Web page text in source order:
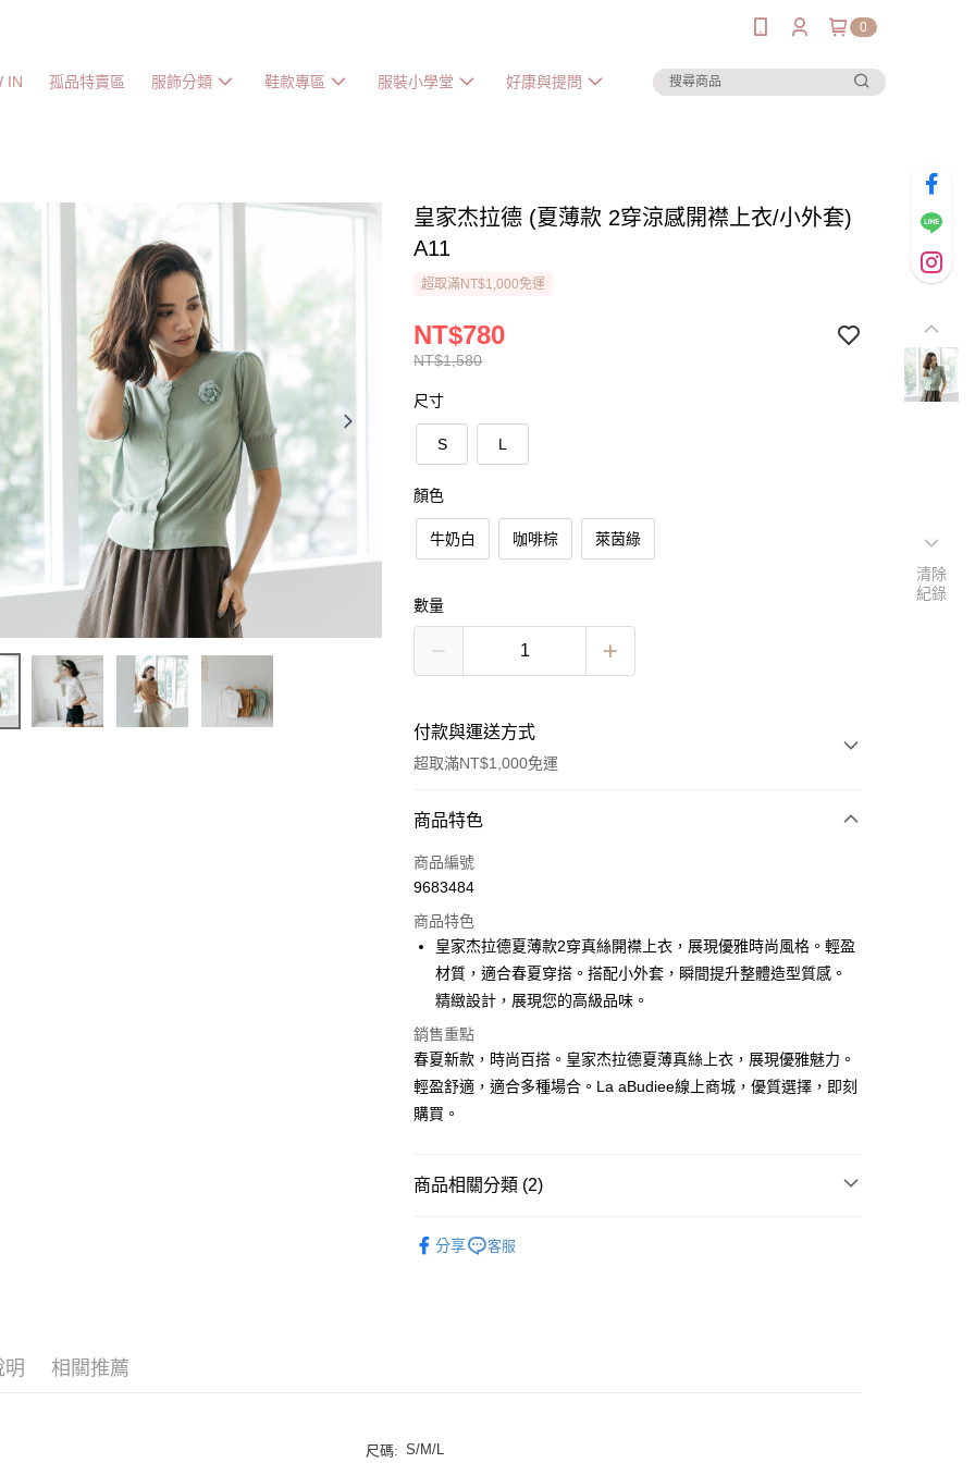
0
IN 孤品特賣區 服飾分類 鞋款專區 服裝小學堂 好康與提問
皇家杰拉德 (夏薄款 2穿涼感開襟上衣/小外套)
A11
超取滿NT$1,000免運
NT$1,580
NT$780
尺寸
S L
顏色
牛奶白 咖啡棕 萊茵綠
數量
付款與運送方式
超取滿NT$1,000免運
付款方式
信用卡一次付款
街口支付
悠遊付
貨到付款
付款後7-11純取貨
商品特色
商品編號
9683484
商品特色
皇家杰拉德夏薄款2穿真絲開襟上衣，展現優雅時尚風格。輕盈
材質，適合春夏穿搭。搭配小外套，瞬間提升整體造型質感。
精緻設計，展現您的高級品味。
銷售重點
春夏新款，時尚百搭。皇家杰拉德夏薄真絲上衣，展現優雅魅力。
輕盈舒適，適合多種場合。La aBudiee線上商城，優質選擇，即刻
購買。
商品相關分類 (2)
分享 客服
明 相關推薦
尺碼: S/M/L
清除
紀錄